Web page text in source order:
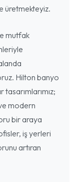
üretmekteyiz.
mutfak
Hilton banyo
modern
bir araya
iş yerleri
artıran